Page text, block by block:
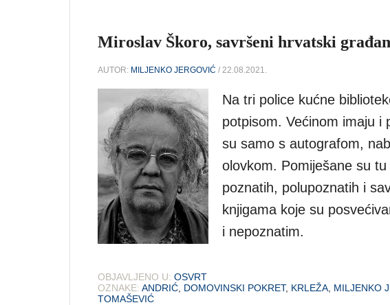
Miroslav Škoro, savršeni hrvatski
AUTOR: MILJENKO JERGOVIĆ / 22.08.2021.
Na tri police kućne
potpisom. Većinom imaju i
su samo s autografom,
olovkom. Pomiješane su
poznatih, polupoznatih i
knjigama koje su
i nepoznatim.
OBJAVLJENO U: OSVRT
OZNAKE: ANDRIĆ DOMOVINSKI POKRET, KRLEŽA MILJENKO
TOMAŠEVIĆ